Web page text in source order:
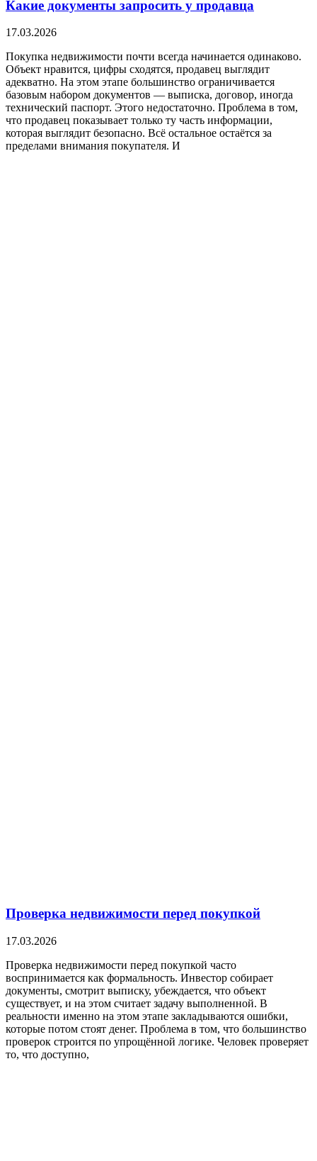
Какие документы запросить у продавца
17.03.2026
Покупка недвижимости почти всегда начинается одинаково.
Объект нравится, цифры сходятся, продавец выглядит
адекватно. На этом этапе большинство ограничивается
базовым набором документов — выписка, договор, иногда
технический паспорт. Этого недостаточно. Проблема в том,
что продавец показывает только ту часть информации,
которая выглядит безопасно. Всё остальное остаётся за
пределами внимания покупателя. И
Проверка недвижимости перед покупкой
17.03.2026
Проверка недвижимости перед покупкой часто
воспринимается как формальность. Инвестор собирает
документы, смотрит выписку, убеждается, что объект
существует, и на этом считает задачу выполненной. В
реальности именно на этом этапе закладываются ошибки,
которые потом стоят денег. Проблема в том, что большинство
проверок строится по упрощённой логике. Человек проверяет
то, что доступно,